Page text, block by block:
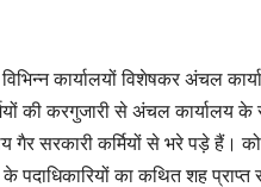
कार्यालयों विशेषकर अंचल
की करगुजारी से अंचल कार्यालय
गैर सरकारी कर्मियों से भरे पड़े हैं।
के पदाधिकारियों का कथित शह